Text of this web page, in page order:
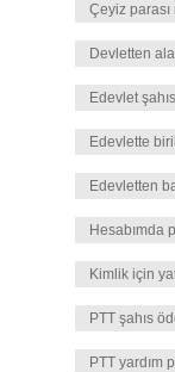
Çeyiz
Devletten
Edevlet
Edevlette
Edevletten
Hesabımda
Kimlik için
PTT şahıs
PTT yardım